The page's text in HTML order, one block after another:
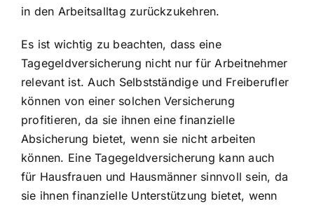
in den Arbeitsalltag zurückzukehren.
Es ist wichtig zu beachten, dass eine
Tagegeldversicherung nicht nur für Arbeitnehmer
relevant ist. Auch Selbstständige und Freiberufler
können von einer solchen Versicherung
profitieren, da sie ihnen eine finanzielle
Absicherung bietet, wenn sie nicht arbeiten
können. Eine Tagegeldversicherung kann auch
für Hausfrauen und Hausmänner sinnvoll sein, da
sie ihnen finanzielle Unterstützung bietet, wenn